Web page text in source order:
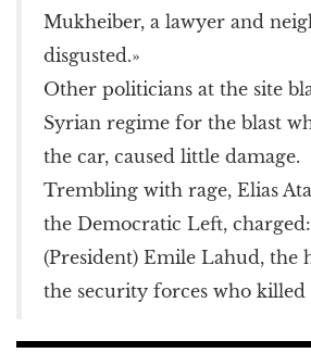
Mukheiber, a lawyer and
disgusted.»
Other politicians at the site
Syrian regime for the blast
the car, caused little damage.
Trembling with rage, Elias
the Democratic Left,
(President) Emile Lahud, the
the security forces who killed